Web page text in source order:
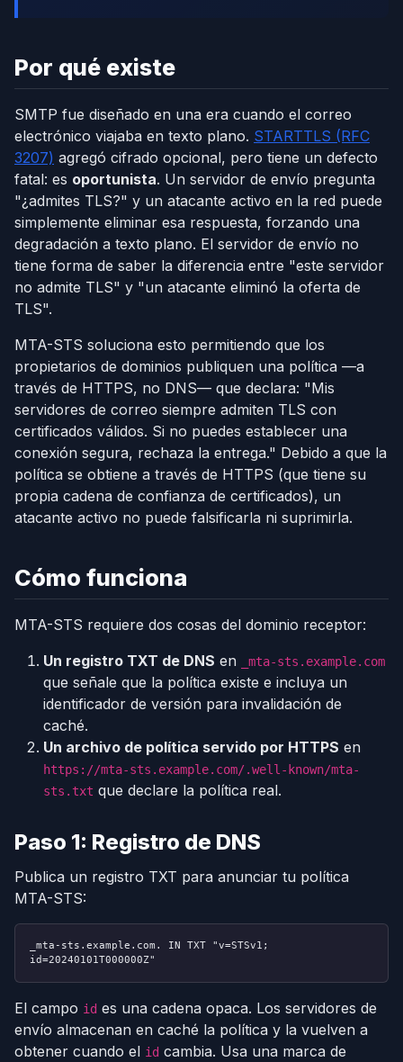
Por qué existe
SMTP fue diseñado en una era cuando el correo
electrónico viajaba en texto plano. STARTTLS (RFC
3207) agregó cifrado opcional, pero tiene un defecto
fatal: es oportunista. Un servidor de envío pregunta
"¿admites TLS?" y un atacante activo en la red puede
simplemente eliminar esa respuesta, forzando una
degradación a texto plano. El servidor de envío no
tiene forma de saber la diferencia entre "este servidor
no admite TLS" y "un atacante eliminó la oferta de
TLS".
MTA-STS soluciona esto permitiendo que los
propietarios de dominios publiquen una política —a
través de HTTPS, no DNS— que declara: "Mis
servidores de correo siempre admiten TLS con
certificados válidos. Si no puedes establecer una
conexión segura, rechaza la entrega." Debido a que la
política se obtiene a través de HTTPS (que tiene su
propia cadena de confianza de certificados), un
atacante activo no puede falsificarla ni suprimirla.
Cómo funciona
MTA-STS requiere dos cosas del dominio receptor:
Un registro TXT de DNS en _mta-sts.example.com
que señale que la política existe e incluya un
identificador de versión para invalidación de
caché.
Un archivo de política servido por HTTPS en
https://mta-sts.example.com/.well-known/mta-
sts.txt que declare la política real.
Paso 1: Registro de DNS
Publica un registro TXT para anunciar tu política
MTA-STS:
_mta-sts.example.com. IN TXT "v=STSv1;
id=20240101T000000Z"
El campo id es una cadena opaca. Los servidores de
envío almacenan en caché la política y la vuelven a
obtener cuando el id cambia. Usa una marca de